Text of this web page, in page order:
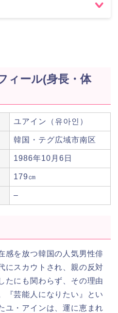
ィール(身長・体
ユアイン（유아인）
韓国・テグ広域市南区
1986年10月6日
179㎝
–
感を放つ韓国の人気男性俳
にスカウトされ、親の反対
たにも関わらず、その理由
『芸能人になりたい』とい
ユ・アインは、運に恵まれ